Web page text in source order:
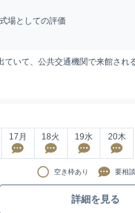
場としての評価
いて、公共交通機関で来館され
17 月 18火 19水 20木
空き枠あり 要相談
詳細を見る